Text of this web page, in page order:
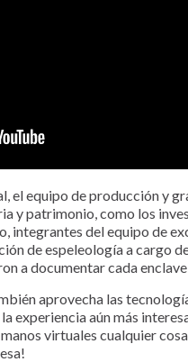
el equipo de producción y
y patrimonio, como los
integrantes del equipo de
de espeleología a cargo
a documentar cada
aprovecha las
experiencia aún más
virtuales cualquier